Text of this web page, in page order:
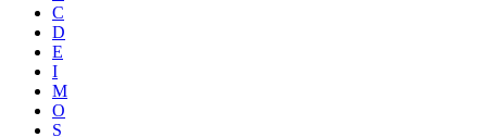
C
D
E
I
M
O
S